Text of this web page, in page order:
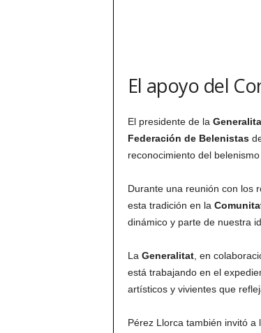
El apoyo del
El presidente de la
Federación de Belenistas
reconocimiento del
Durante una reunión con los
esta tradición en la
dinámico y parte de nuestra
La Generalitat, en
está trabajando en el
artísticos y vivientes que
Pérez Llorca también invitó